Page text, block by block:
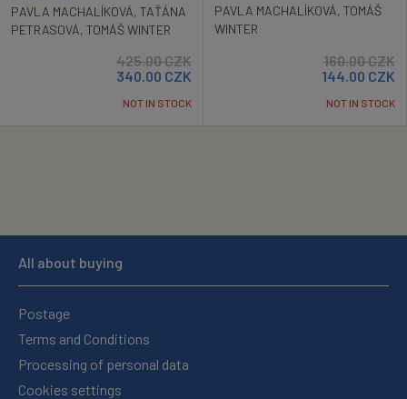
PAVLA MACHALÍKOVÁ, TAŤÁNA
PETRASOVÁ, TOMÁŠ WINTER
425.00CZK
340.00 CZK
NOT IN STOCK
PAVLA MACHALÍKOVÁ, TOMÁŠ
WINTER
160.00CZK
144.00 CZK
NOT IN STOCK
All about buying
Postage
Terms and Conditions
Processing of personal data
Cookies settings